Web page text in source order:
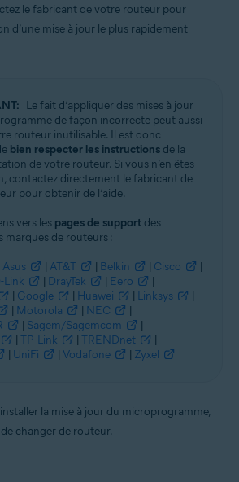
le fabricant de votre routeur pour
d’une mise à jour le plus rapidement
Le fait d’appliquer des mises à jour
de façon incorrecte peut aussi
routeur inutilisable. Il est donc
bien respecter les instructions de la
de votre routeur. Si vous n’en êtes
contactez directement le fabricant de
pour obtenir de l’aide.
vers les pages de support des
marques de routeurs :
Asus | AT&T | Belkin | Cisco
|
Link | DrayTek | Eero
|
| Google | Huawei | Linksys
|
| Motorola | NEC
|
| Sagem/Sagemcom
|
| TP-Link | TRENDnet
|
| UniFi | Vodafone | Zyxel
installer la mise à jour du microprogramme,
changer de routeur.